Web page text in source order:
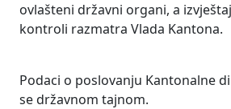
ovlašteni državni organi, a
kontroli razmatra Vlada Kantona.
Podaci o poslovanju Kantonalne
se državnom tajnom.